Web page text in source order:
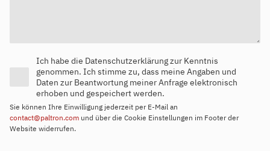
Ich habe die Datenschutzerklärung zur Kenntnis
genommen. Ich stimme zu, dass meine Angaben und
Daten zur Beantwortung meiner Anfrage elektronisch
erhoben und gespeichert werden.
Sie können Ihre Einwilligung jederzeit per E-Mail an
contact@paltron.com und über die Cookie Einstellungen im Footer der
Website widerrufen.